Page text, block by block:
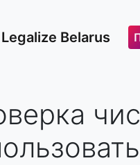
Legalize Belarus